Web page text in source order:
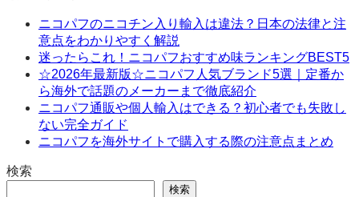
ニコパフのニコチン入り輸入は違法？日本の法律と注
意点をわかりやすく解説
迷ったらこれ！ニコパフおすすめ味ランキングBEST5
☆2026年最新版☆ニコパフ人気ブランド5選｜定番か
ら海外で話題のメーカーまで徹底紹介
ニコパフ通販や個人輸入はできる？初心者でも失敗し
ない完全ガイド
ニコパフを海外サイトで購入する際の注意点まとめ
検索
検索